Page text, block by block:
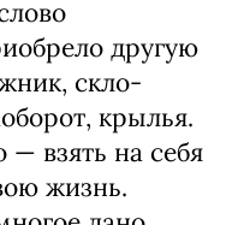
дру­гую
скло­
крылья.
взять на себя
жизнь.